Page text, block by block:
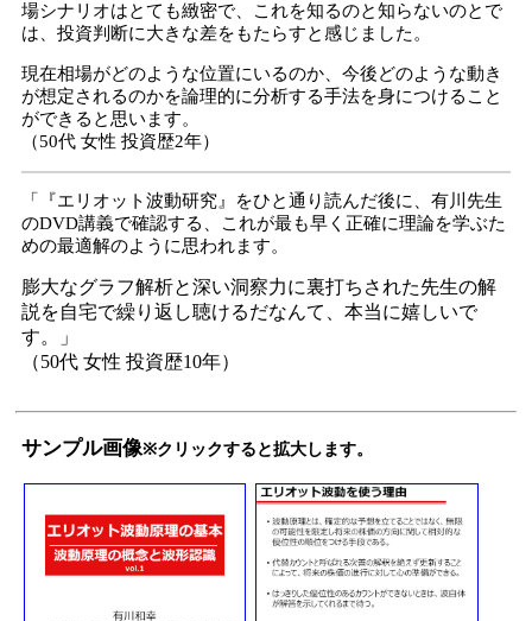
場シナリオはとても緻密で、これを知るのと知らないのとで
は、投資判断に大きな差をもたらすと感じました。
現在相場がどのような位置にいるのか、今後どのような動き
が想定されるのかを論理的に分析する手法を身につけること
ができると思います。
（50代 女性 投資歴2年）
「『エリオット波動研究』をひと通り読んだ後に、有川先生
のDVD講義で確認する、これが最も早く正確に理論を学ぶた
めの最適解のように思われます。
膨大なグラフ解析と深い洞察力に裏打ちされた先生の解
説を自宅で繰り返し聴けるだなんて、本当に嬉しいで
す。」
（50代 女性 投資歴10年）
サンプル画像※クリックすると拡大します。